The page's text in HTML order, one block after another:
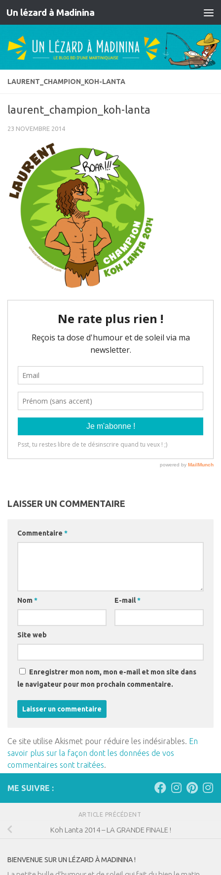
Skip to content
Un lézard à Madinina
LAURENT_CHAMPION_KOH-LANTA
laurent_champion_koh-lanta
23 NOVEMBRE 2014
LAISSER UN COMMENTAIRE
Commentaire *
Nom * E-mail*
Site web
Enregistrer mon nom, mon e-mail et mon site dans
le navigateur pour mon prochain commentaire.
Ce site utilise Akismet pour réduire les indésirables. En
savoir plus sur la façon dont les données de vos
commentaires sont traitées.
ME SUIVRE :
ARTICLE PRÉCÉDENT
Koh Lanta 2014 – LA GRANDE FINALE !
BIENVENUE SUR UN LÉZARD À MADININA !